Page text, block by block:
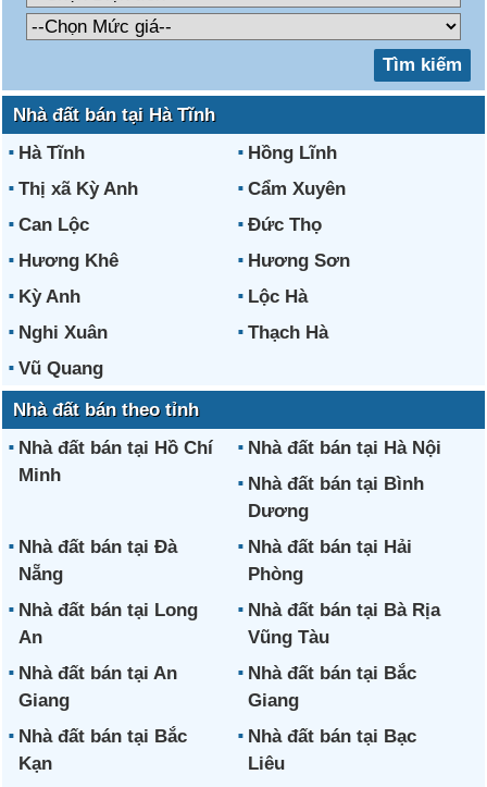
Nhà đất bán tại Hà Tĩnh
Hà Tĩnh
Hồng Lĩnh
Thị xã Kỳ Anh
Cẩm Xuyên
Can Lộc
Đức Thọ
Hương Khê
Hương Sơn
Kỳ Anh
Lộc Hà
Nghi Xuân
Thạch Hà
Vũ Quang
Nhà đất bán theo tỉnh
Nhà đất bán tại Hồ Chí
Minh
Nhà đất bán tại Hà Nội
Nhà đất bán tại Bình
Dương
Nhà đất bán tại Đà
Nẵng
Nhà đất bán tại Hải
Phòng
Nhà đất bán tại Long
An
Nhà đất bán tại Bà Rịa
Vũng Tàu
Nhà đất bán tại An
Giang
Nhà đất bán tại Bắc
Giang
Nhà đất bán tại Bắc
Kạn
Nhà đất bán tại Bạc
Liêu